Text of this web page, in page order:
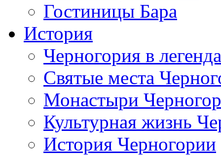
Гостиницы Бара
История
Черногория в
Святые места
Монастыри
Культурная жизнь
История Черногории